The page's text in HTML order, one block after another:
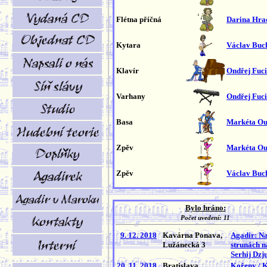
Flétna příčná Darina
Kytara Václav
Klavír Ondřej
Varhany Ondřej
Basa Markéta
Zpěv Markéta
Zpěv Václav
Bylo hráno:
Počet uvedení: 11
9. 12. 2018
Kavárna Ponava,
Lužánecká 3
Agadir:
strunách
Serhij